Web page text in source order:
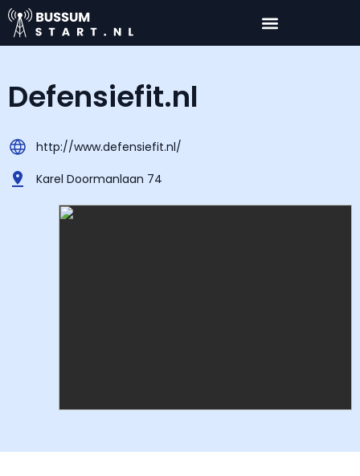
Defensiefit.nl
http://www.defensiefit.nl/
Karel Doormanlaan 74